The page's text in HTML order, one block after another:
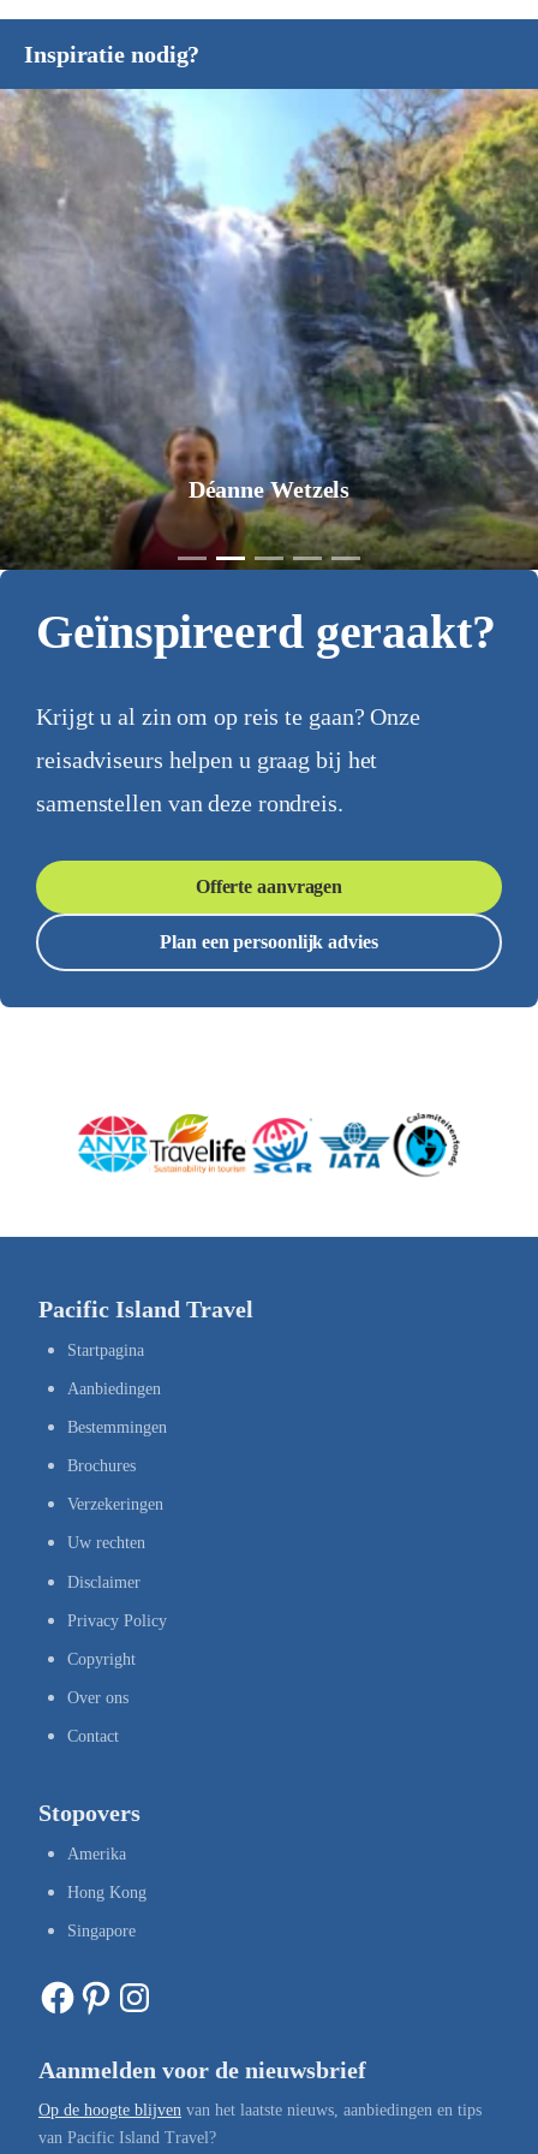
Inspiratie nodig?
Jurgen Pol
Geïnspireerd geraakt?
Krijgt u al zin om op reis te gaan? Onze
reisadviseurs helpen u graag bij het
samenstellen van deze rondreis.
Offerte aanvragen
Plan een persoonlijk advies
Pacific Island Travel
Startpagina
Aanbiedingen
Bestemmingen
Brochures
Verzekeringen
Uw rechten
Disclaimer
Privacy Policy
Copyright
Over ons
Contact
Stopovers
Amerika
Hong Kong
Singapore
Facebook Pinterest Instagram
Aanmelden voor de nieuwsbrief
Op de hoogte blijven van het laatste nieuws, aanbiedingen en tips
van Pacific Island Travel?